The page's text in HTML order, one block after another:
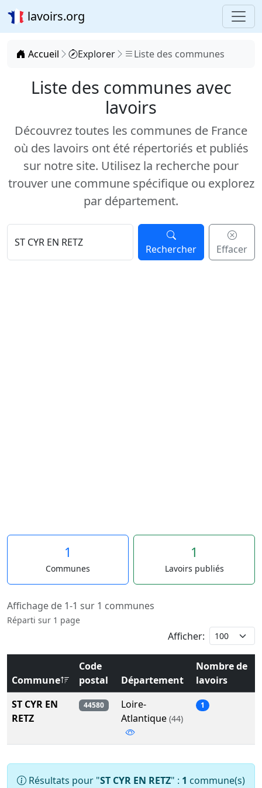
lavoirs.org
Accueil Explorer Liste des communes
Liste des communes avec
lavoirs
Découvrez toutes les communes de France
où des lavoirs ont été répertoriés et publiés
sur notre site. Utilisez la recherche pour
trouver une commune spécifique ou explorez
par département.
Rechercher Effacer
1
Communes
1
Lavoirs publiés
Affichage de 1-1 sur 1 communes
Réparti sur 1 page
Afficher:
Commune
Code
postal
Département
Nombre de
lavoirs
ST CYR EN
RETZ
44580
Loire-
Atlantique (44)
1
Résultats pour "ST CYR EN RETZ" : 1 commune(s)